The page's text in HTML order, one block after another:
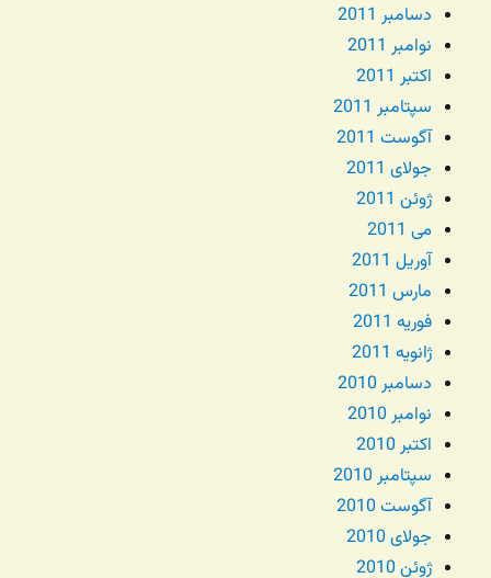
دسامبر 2011
نوامبر 2011
اکتبر 2011
سپتامبر 2011
آگوست 2011
جولای 2011
ژوئن 2011
می 2011
آوریل 2011
مارس 2011
فوریه 2011
ژانویه 2011
دسامبر 2010
نوامبر 2010
اکتبر 2010
سپتامبر 2010
آگوست 2010
جولای 2010
ژوئن 2010